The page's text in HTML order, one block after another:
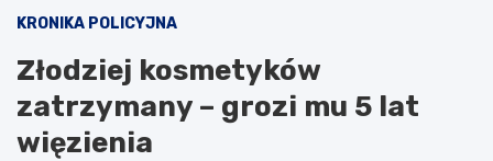
KRONIKA POLICYJNA
Złodziej kosmetyków
zatrzymany – grozi mu 5 lat
więzienia